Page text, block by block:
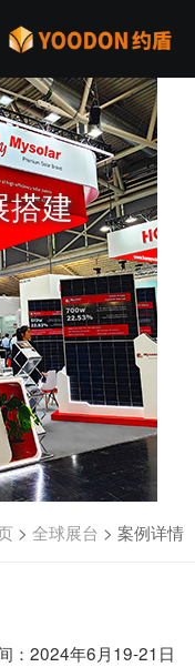
搭建
> 全球展台 > 案例详情
：2024年6月19-21日